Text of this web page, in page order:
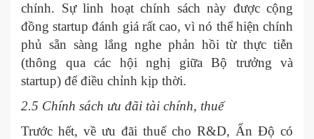
chính. Sự linh hoạt chính sách này được cộng
đồng startup đánh giá rất cao, vì nó thể hiện chính
phủ sẵn sàng lắng nghe phản hồi từ thực tiễn
(thông qua các hội nghị giữa Bộ trưởng và
startup) để điều chỉnh kịp thời.
2.5 Chính sách ưu đãi tài chính, thuế
Trước hết, về ưu đãi thuế cho R&D, Ấn Độ có